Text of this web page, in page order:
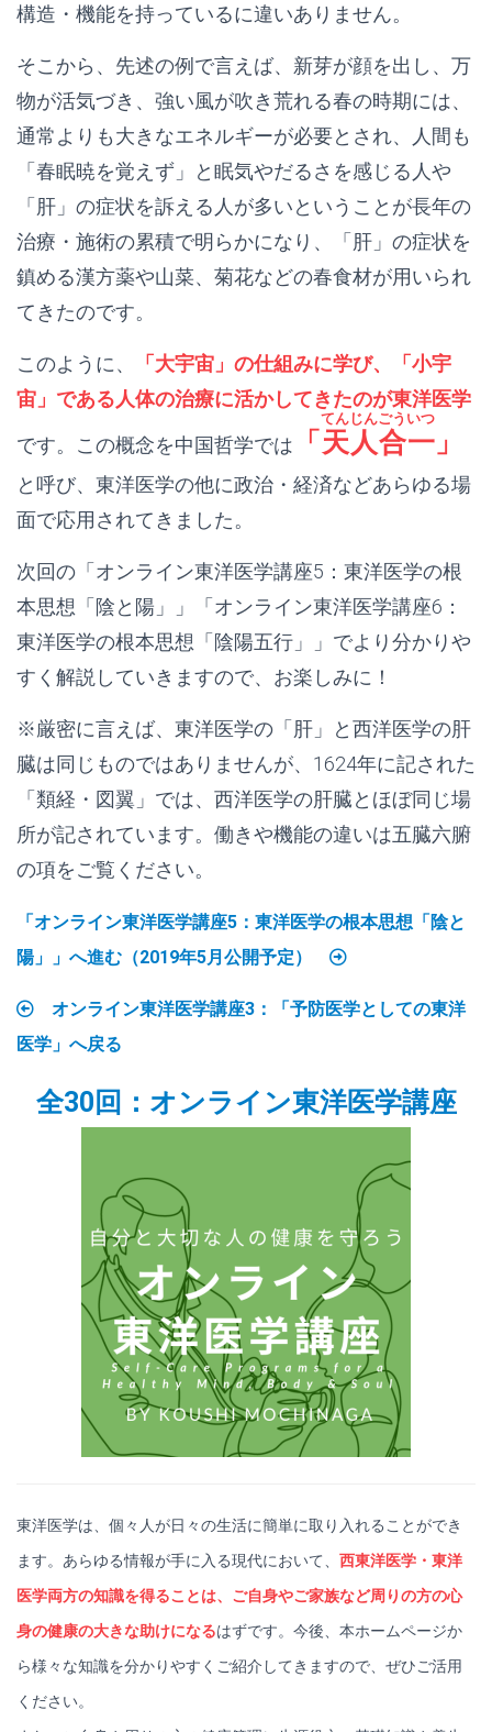
構造・機能を持っているに違いありません。
そこから、先述の例で言えば、新芽が顔を出し、万
物が活気づき、強い風が吹き荒れる春の時期には、
通常よりも大きなエネルギーが必要とされ、人間も
「春眠暁を覚えず」と眠気やだるさを感じる人や
「肝」の症状を訴える人が多いということが長年の
治療・施術の累積で明らかになり、「肝」の症状を
鎮める漢方薬や山菜、菊花などの春食材が用いられ
てきたのです。
このように、
「大宇宙」の仕組みに学び、「小宇
宙」である人体の治療に活かしてきたのが東洋医学
です。この概念を中国哲学では
「 天人合一
てんじんごういつ
」
と呼び、東洋医学の他に政治・経済などあらゆる場
面で応用されてきました。
次回の「オンライン東洋医学講座5：東洋医学の根
本思想「陰と陽」」「オンライン東洋医学講座6：
東洋医学の根本思想「陰陽五行」」でより分かりや
すく解説していきますので、お楽しみに！
※厳密に言えば、東洋医学の「肝」と西洋医学の肝
臓は同じものではありませんが、1624年に記された
「類経・図翼」では、西洋医学の肝臓とほぼ同じ場
所が記されています。働きや機能の違いは五臓六腑
の項をご覧ください。
「オンライン東洋医学講座5：東洋医学の根本思想「陰と
陽」」へ進む（2019年5月公開予定）
オンライン東洋医学講座3：「予防医学としての東洋
医学」へ戻る
全30回：オンライン東洋医学講座
東洋医学は、個々人が日々の生活に簡単に取り入れることができ
ます。あらゆる情報が手に入る現代において、 西東洋医学・東洋
医学両方の知識を得ることは、ご自身やご家族など周りの方の心
身の健康の大きな助けになるはずです。今後、本ホームページか
ら様々な知識を分かりやすくご紹介してきますので、ぜひご活用
ください。